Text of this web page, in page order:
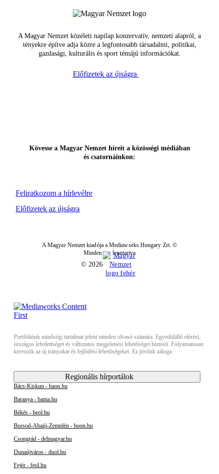
A Magyar Nemzet közéleti napilap konzervatív, nemzeti alapról, a
tényekre építve adja közre a legfontosabb társadalmi, politikai,
gazdasági, kulturális és sport témájú információkat.
Előfizetek az újságra
Feliratkozom a hírlevélre
Kövesse a Magyar Nemzet híreit a közösségi médiában
és csatornáinkon:
Előfizetek az újságra
A Magyar Nemzet kiadója a Mediaworks Hungary Zrt. ©
Minden jog fenntartva
© 2026
Portfóliónk minőségi tartalmat jelent minden olvasó számára. Egyedülálló elérést,
országos lefedettséget és változatos megjelenési lehetőséget biztosít. Folyamatosan
keressük az új irányokat és fejlődési lehetőségeket. Ez jövőnk záloga.
Regionális hírportálok
Bács-Kiskun - baon.hu
Baranya - bama.hu
Békés - beol.hu
Borsod-Abaúj-Zemplén - boon.hu
Csongrád - delmagyar.hu
Dunaújváros - duol.hu
Fejér - feol.hu